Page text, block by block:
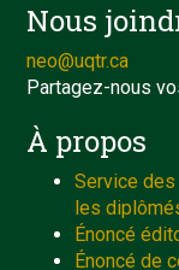
Nous
neo@uqtr.ca
Partagez-nous
À propos
Service
les
Énoncé
Énoncé de